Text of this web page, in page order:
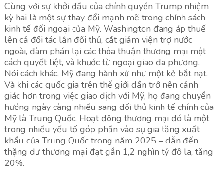
Cùng với sự khởi đầu của chính quyền Trump nhiệm
kỳ hai là một sự thay đổi mạnh mẽ trong chính sách
kinh tế đối ngoại của Mỹ. Washington đang áp thuế
lên cả đối tác lẫn đối thủ, cắt giảm viện trợ nước
ngoài, đàm phán lại các thỏa thuận thương mại một
cách quyết liệt, và khước từ ngoại giao đa phương.
Nói cách khác, Mỹ đang hành xử như một kẻ bắt nạt.
Và khi các quốc gia trên thế giới dần trở nên cảnh
giác hơn trong việc giao dịch với Mỹ, họ đang chuyển
hướng ngày càng nhiều sang đối thủ kinh tế chính của
Mỹ là Trung Quốc. Hoạt động thương mại đó là một
trong nhiều yếu tố góp phần vào sự gia tăng xuất
khẩu của Trung Quốc trong năm 2025 – dẫn đến
thặng dư thương mại đạt gần 1,2 nghìn tỷ đô la, tăng
20%.